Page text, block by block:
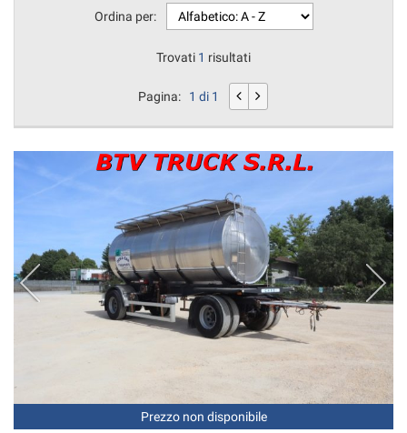
Ordina per:
Trovati 1 risultati
Pagina: 1 di 1
Prezzo non disponibile
qualsiasi
momento.
Cookie necessari
Cookie per il miglioramento dell'esperienza utente